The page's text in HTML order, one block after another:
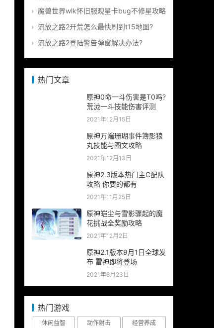
魔兽世界wlk怀旧服观星卡bug不修星攻略
流放之路2开荒怎么最快刷到t15地图?
流放之路2登陆警告弹窗解决办法?
热门文章
原神0命一斗伤害是T0吗?
荒泷一斗技能伤害评测
2021年12月15日
原神万端珊瑚事件簿影狼
丸技能与图文攻略
2021年12月13日
原神2.3版本热门主C配队
攻略 你要的都有
2021年11月25日
原神皑尘与雪影骤起的魔
花挑战全奖励攻略
2021年12月2日
原神2.1版本9月1日全球发
布 雷神即将登场
2021年8月23日
热门游戏
休闲益智 动作射击 经营养成